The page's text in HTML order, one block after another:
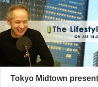
Tokyo Midtown